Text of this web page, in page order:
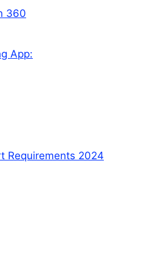
360
App:
Requirements 2024